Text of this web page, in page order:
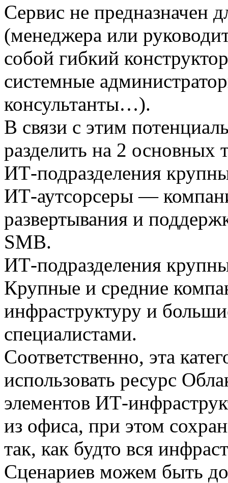
Сервис не предназначен
(менеджера или
собой гибкий
системные
консультанты…).
В связи с этим
разделить на 2 основных
ИТ-подразделения
ИТ-аутсорсеры —
развертывания и
SMB.
ИТ-подразделения
Крупные и средние
инфраструктуру и
специалистами.
Соответственно, эта
использовать ресурс
элементов ИТ-
из офиса, при этом
так, как будто вся
Сценариев можем быть